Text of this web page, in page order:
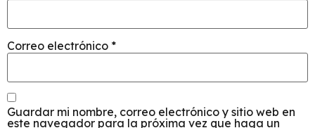
Correo electrónico *
Guardar mi nombre, correo electrónico y sitio web en
este navegador para la próxima vez que haga un